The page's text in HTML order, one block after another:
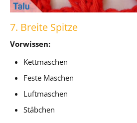
7. Breite Spitze
Vorwissen:
Kettmaschen
Feste Maschen
Luftmaschen
Stäbchen